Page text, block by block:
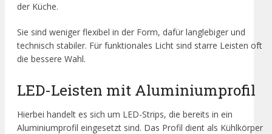
der Küche.
Sie sind weniger flexibel in der Form, dafür langlebiger und
technisch stabiler. Für funktionales Licht sind starre Leisten oft
die bessere Wahl.
LED-Leisten mit Aluminiumprofil
Hierbei handelt es sich um LED-Strips, die bereits in ein
Aluminiumprofil eingesetzt sind. Das Profil dient als Kühlkörper